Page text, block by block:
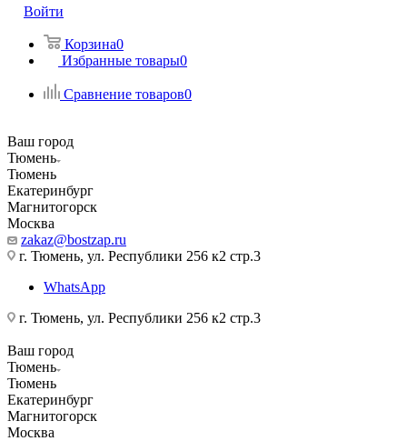
Войти
Корзина0
Избранные товары0
Сравнение товаров0
Ваш город
Тюмень
Тюмень
Екатеринбург
Магнитогорск
Москва
zakaz@bostzap.ru
г. Тюмень, ул. Республики 256 к2 стр.3
WhatsApp
г. Тюмень, ул. Республики 256 к2 стр.3
Ваш город
Тюмень
Тюмень
Екатеринбург
Магнитогорск
Москва